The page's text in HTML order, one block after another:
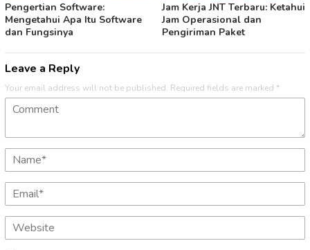
Pengertian Software:
Mengetahui Apa Itu Software
dan Fungsinya
Jam Kerja JNT Terbaru: Ketahui
Jam Operasional dan
Pengiriman Paket
Leave a Reply
Your email address will not be published. Required fields are marked *